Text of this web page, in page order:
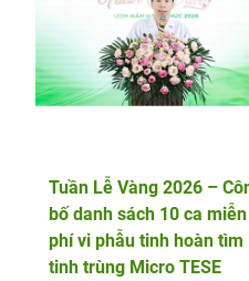
Tuần Lễ Vàng 2026 –
bố danh sách 10 ca miễn
phí vi phẫu tinh hoàn tìm
tinh trùng Micro TESE